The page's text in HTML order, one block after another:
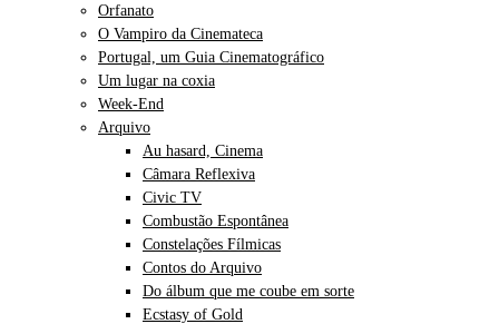
Orfanato
O Vampiro da Cinemateca
Portugal, um Guia Cinematográfico
Um lugar na coxia
Week-End
Arquivo
Au hasard, Cinema
Câmara Reflexiva
Civic TV
Combustão Espontânea
Constelações Fílmicas
Contos do Arquivo
Do álbum que me coube em sorte
Ecstasy of Gold